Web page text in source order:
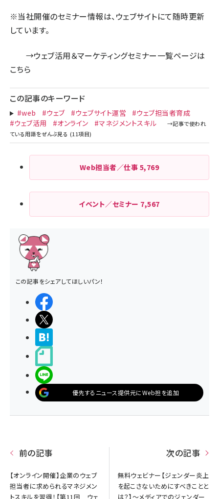
※当社開催のセミナー情報は、ウェブサイトにて随時更新
しています。
→ウェブ活用＆マーケティングセミナー一覧ページは
こちら
この記事のキーワード
#web #ウェブ #ウェブサイト運営
#ウェブ担当者育成
#ウェブ活用
#オンライン #マネジメントスキル
Web担当者／仕事 5,769
イベント／セミナー 7,567
この記事をシェアしてほしいパン！
優先するニュース提供元にWeb担を追加
前の記事
【オンライン開催】企業のウェブ
担当者に求められるマネジメン
トスキルを習得！【第11回 ウェ
次の記事
無料ウェビナー【ジェンダー炎上
を起こさないためにすべきことと
は？】～メディアでのジェンダー